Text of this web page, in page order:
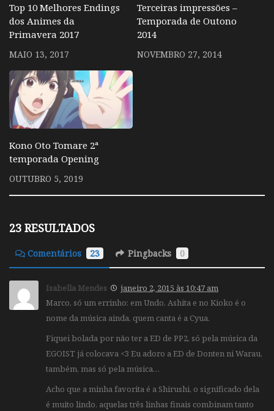
Top 10 Melhores Endings
dos Animes da
Primavera 2017
MAIO 13, 2017
Terceiras impressões –
Temporada de Outono
2014
NOVEMBRO 27, 2014
Kono Oto Tomare 2ª
temporada Opening
OUTUBRO 5, 2019
23 RESULTADOS
Comentários 23 Pingbacks 0
Isabella Mendes
janeiro 2, 2015 às 10:47 am
Marco, só um errinho: em Undo, Ashita e no Kioko é o
nome da música ainda, quem canta é a Cyua.
Fiquei bolada por não ter a ED de PP2, só pela música da
EGOIST já colocava <3 Eu adoro a ED de Donten ni Warau,
também, mas só pela música…
Acho que a minha favorita é a Shirushi, o significado dela
é muito lindo, aquelas três linhas finais combinam tanto